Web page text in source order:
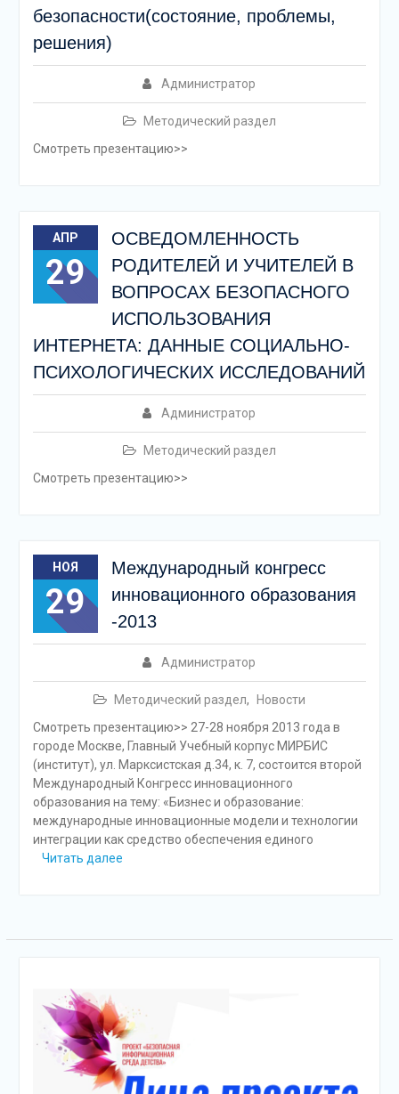
безопасности(состояние, проблемы,
решения)
Администратор
Методический раздел
Смотреть презентацию>>
АПР
29
ОСВЕДОМЛЕННОСТЬ
РОДИТЕЛЕЙ И УЧИТЕЛЕЙ В
ВОПРОСАХ БЕЗОПАСНОГО
ИСПОЛЬЗОВАНИЯ
ИНТЕРНЕТА: ДАННЫЕ СОЦИАЛЬНО-
ПСИХОЛОГИЧЕСКИХ ИССЛЕДОВАНИЙ
Администратор
Методический раздел
Смотреть презентацию>>
НОЯ
29
Международный конгресс
инновационного образования
-2013
Администратор
Методический раздел,
Новости
Смотреть презентацию>> 27-28 ноября 2013 года в
городе Москве, Главный Учебный корпус МИРБИС
(институт), ул. Марксистская д.34, к. 7, состоится второй
Международный Конгресс инновационного
образования на тему: «Бизнес и образование:
международные инновационные модели и технологии
интеграции как средство обеспечения единого
Читать далее